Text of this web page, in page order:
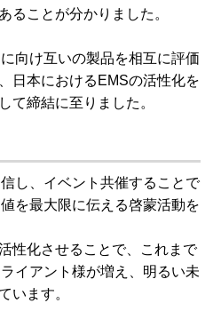
ることが分かりました。
向け互いの製品を相互に評価
日本におけるEMSの活性化を
て締結に至りました。
し、イベント共催することで
を最大限に伝える啓蒙活動を
性化させることで、これまで
イアント様が増え、明るい未
います。